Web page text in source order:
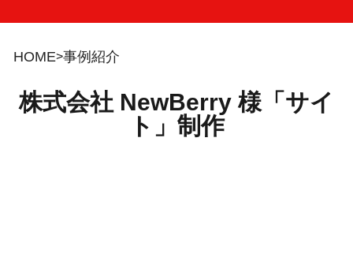
HOME 事例紹介
株式会社 NewBerry 様「サイ
ト」制作